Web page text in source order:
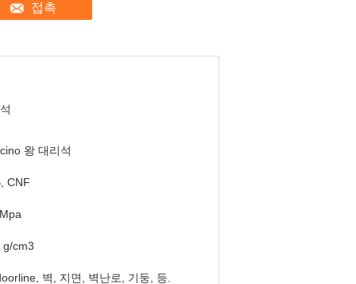
접촉
왕 대리석
CNF
g/cm3
벽, 지면, 벽난로, 기둥, 등.